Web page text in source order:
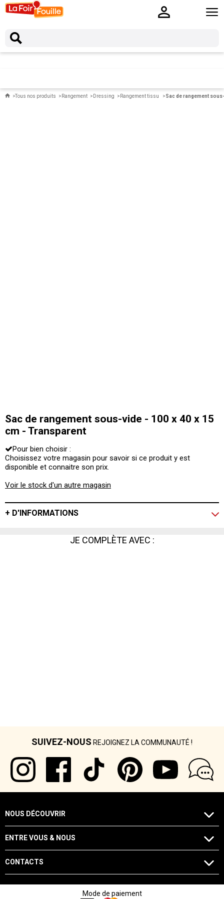
Tous nos produits Rangement Dressing Rangement tissu
Sac de rangement sous-vide - 100 x 40 x 15
cm - Transparent
Pour bien choisir :
Choisissez votre magasin pour savoir si ce produit y est
disponible et connaitre son prix.
Voir le stock d'un autre magasin
+ D'INFORMATIONS
JE COMPLÈTE AVEC :
SUIVEZ-NOUS REJOIGNEZ LA COMMUNAUTÉ !
NOUS DÉCOUVRIR
ENTRE VOUS & NOUS
CONTACTS
Mode de paiement